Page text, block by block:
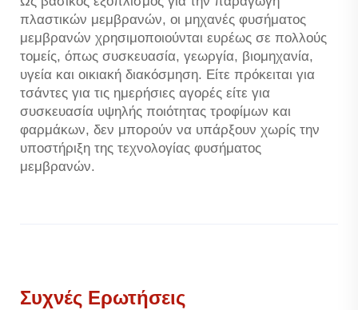
πλαστικών μεμβρανών, οι μηχανές φυσήματος
μεμβρανών χρησιμοποιούνται ευρέως σε πολλούς
τομείς, όπως συσκευασία, γεωργία, βιομηχανία,
υγεία και οικιακή διακόσμηση. Είτε πρόκειται για
τσάντες για τις ημερήσιες αγορές είτε για
συσκευασία υψηλής ποιότητας τροφίμων και
φαρμάκων, δεν μπορούν να υπάρξουν χωρίς την
υποστήριξη της τεχνολογίας φυσήματος
μεμβρανών.
Συχνές Ερωτήσεις